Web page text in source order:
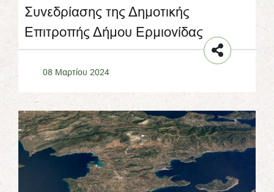
Συνεδρίασης της Δημοτικής
Επιτροπής Δήμου Ερμιονίδας
08 Μαρτίου 2024